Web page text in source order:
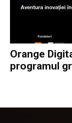
Orange
programul